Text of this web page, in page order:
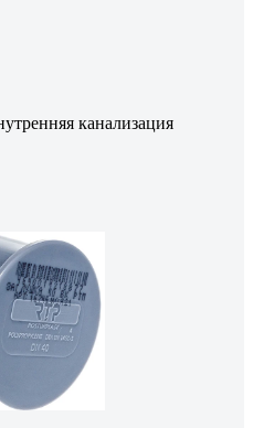
канализация